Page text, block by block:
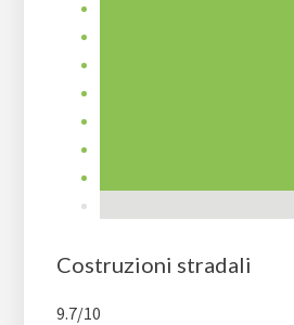
Costruzioni stradali
9.7/10